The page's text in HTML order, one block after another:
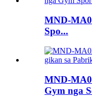
MND-
Spo...
MND-
Gym nga